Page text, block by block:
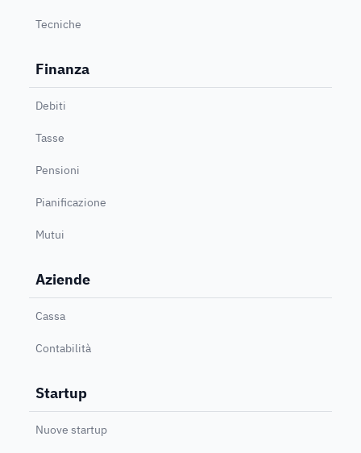
Tecniche
Finanza
Debiti
Tasse
Pensioni
Pianificazione
Mutui
Aziende
Cassa
Contabilità
Startup
Nuove startup